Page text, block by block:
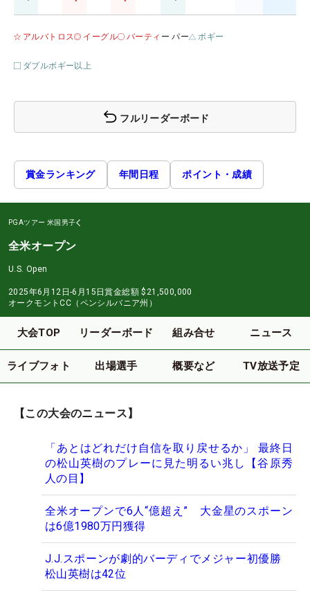
アルバトロス イーグル バーティ ー パー ボギー
ダブルボギー以上
フルリーダーボード
賞金ランキング 年間日程 ポイント・成績
PGAツアー 米国男子
全米オープン
U.S. Open
2025年6月12日-6月15日賞金総額 $21,500,000
オークモントCC（ペンシルバニア州）
大会TOP リーダーボード 組み合せ ニュース
ライブフォト 出場選手 概要など TV放送予定
【この大会のニュース】
「あとはどれだけ自信を取り戻せるか」 最終日
の松山英樹のプレーに見た明るい兆し【谷原秀
人の目】
全米オープンで6人“億超え” 大金星のスポーン
は6億1980万円獲得
J.J.スポーンが劇的バーディでメジャー初優勝
松山英樹は42位